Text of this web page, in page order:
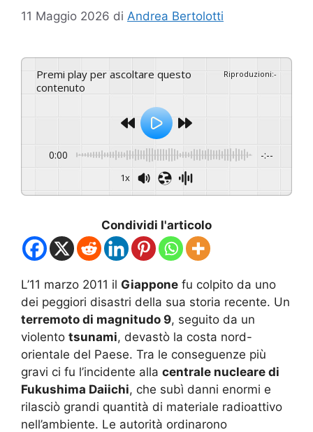
11 Maggio 2026 di Andrea Bertolotti
Premi play per ascoltare questo
contenuto
Riproduzioni:-
0:00 -:--
1x
Condividi l'articolo
L’11 marzo 2011 il Giappone fu colpito da uno
dei peggiori disastri della sua storia recente. Un
terremoto di magnitudo 9, seguito da un
violento tsunami, devastò la costa nord-
orientale del Paese. Tra le conseguenze più
gravi ci fu l’incidente alla centrale nucleare di
Fukushima Daiichi, che subì danni enormi e
rilasciò grandi quantità di materiale radioattivo
nell’ambiente. Le autorità ordinarono